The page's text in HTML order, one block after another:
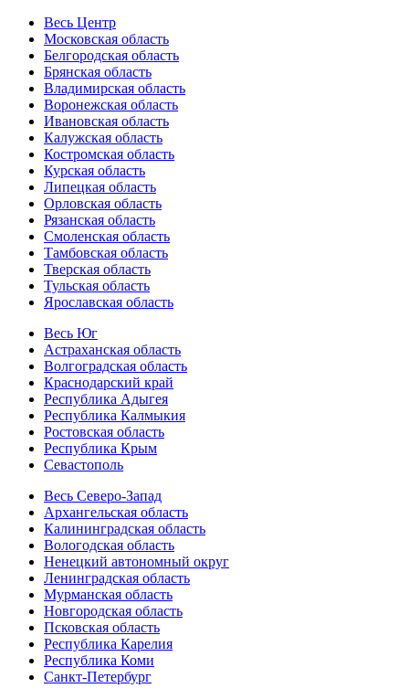
Весь Центр
Московская область
Белгородская область
Брянская область
Владимирская область
Воронежская область
Ивановская область
Калужская область
Костромская область
Курская область
Липецкая область
Орловская область
Рязанская область
Смоленская область
Тамбовская область
Тверская область
Тульская область
Ярославская область
Весь Юг
Астраханская область
Волгоградская область
Краснодарский край
Республика Адыгея
Республика Калмыкия
Ростовская область
Республика Крым
Севастополь
Весь Северо-Запад
Архангельская область
Калининградская область
Вологодская область
Ненецкий автономный округ
Ленинградская область
Мурманская область
Новгородская область
Псковская область
Республика Карелия
Республика Коми
Санкт-Петербург